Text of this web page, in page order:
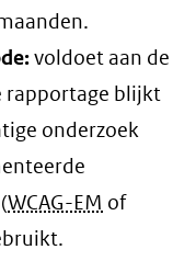
voldoet aan de
rapportage blijkt
onderzoek
WCAG-EM of